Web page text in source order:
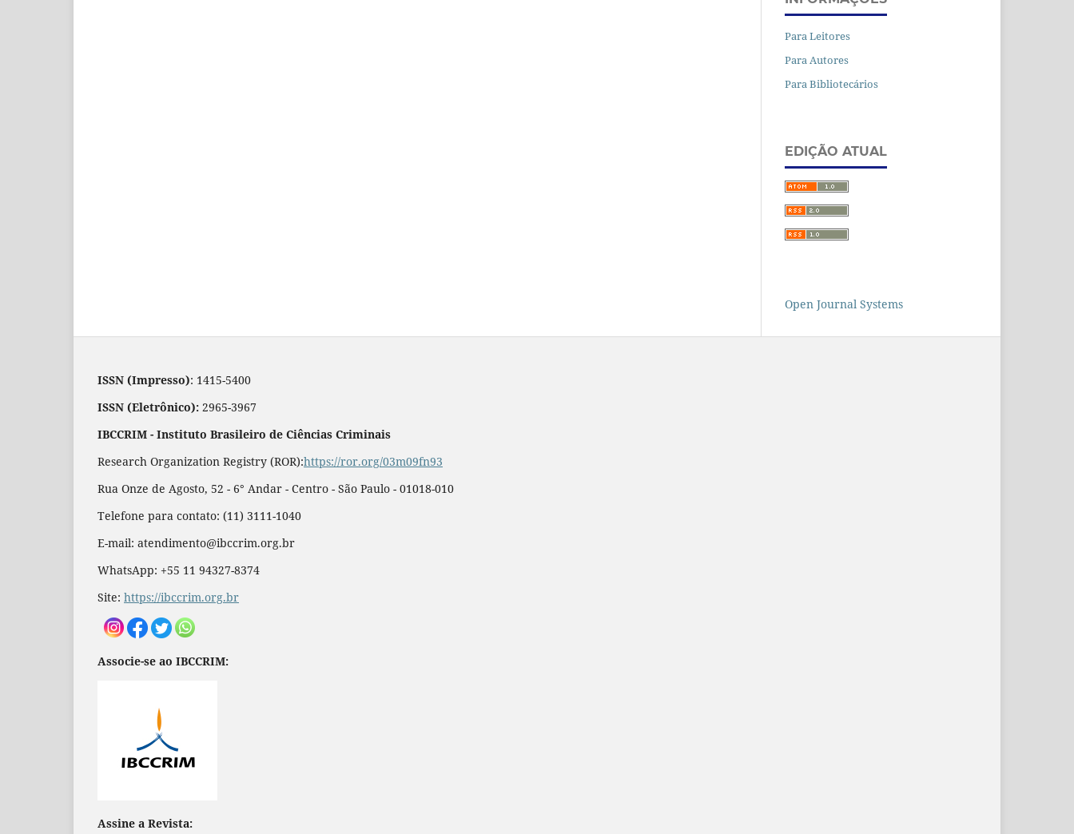
Para Leitores
Para Autores
Para Bibliotecários
EDIÇÃO ATUAL
Open Journal Systems
ISSN (Impresso): 1415-5400
ISSN (Eletrônico): 2965-3967
IBCCRIM - Instituto Brasileiro de Ciências Criminais
Research Organization Registry (ROR):https://ror.org/03m09fn93
Rua Onze de Agosto, 52 - 6° Andar - Centro - São Paulo - 01018-010
Telefone para contato: (11) 3111-1040
E-mail: atendimento@ibccrim.org.br
WhatsApp: +55 11 94327-8374
Site: https://ibccrim.org.br
Associe-se ao IBCCRIM:
Assine a Revista: